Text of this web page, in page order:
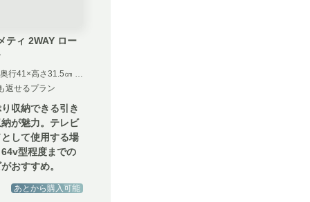
ティ 2WAY ロー
幅150×奥行41×高さ31.5㎝ ナチュラル
返せるプラン
収納できる引き
が魅力。テレビ
して使用する場
型程度までの
おすすめ。
あとから購入可能